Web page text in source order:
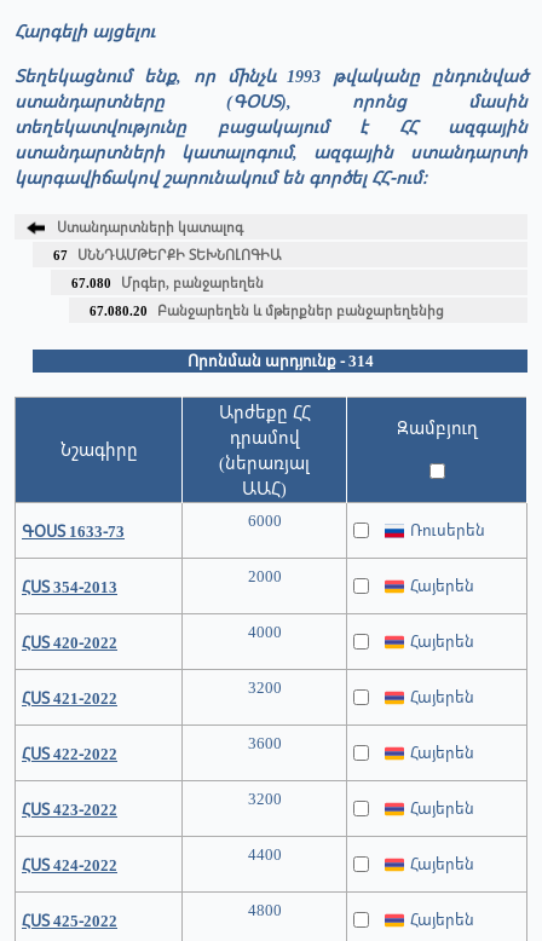
Հարգելի այցելու
Տեղեկացնում ենք, որ մինչև 1993 թվականը ընդունված
ստանդարտները (ԳՕՍՏ), որոնց մասին
տեղեկատվությունը բացակայում է ՀՀ ազգային
ստանդարտների կատալոգում, ազգային ստանդարտի
կարգավիճակով շարունակում են գործել ՀՀ-ում։
Ստանդարտների կատալոգ
67 ՍՆՆԴԱՄԹԵՐՔԻ ՏԵԽՆՈԼՈԳԻԱ
67.080
Մրգեր, բանջարեղեն
67.080.20
Բանջարեղեն և մթերքներ բանջարեղենից
Որոնման արդյունք - 314
Նշագիրը
Արժեքը ՀՀ
դրամով
(ներառյալ
ԱԱՀ)
Զամբյուղ
ԳՕՍՏ 1633-73 6000 Ռուսերեն
ՀՍՏ 354-2013 2000 Հայերեն
ՀՍՏ 420-2022 4000 Հայերեն
ՀՍՏ 421-2022 3200 Հայերեն
ՀՍՏ 422-2022 3600 Հայերեն
ՀՍՏ 423-2022 3200 Հայերեն
ՀՍՏ 424-2022 4400 Հայերեն
ՀՍՏ 425-2022 4800 Հայերեն